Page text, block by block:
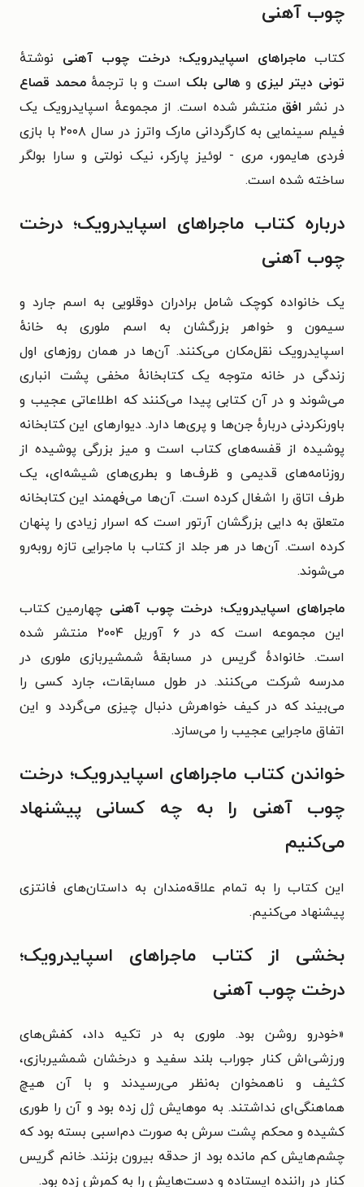
چوب آهنی
کتاب ماجراهای اسپایدرویک؛ درخت چوب آهنی نوشتهٔ
تونی دیتر لیزی و هالی بلک است و با ترجمهٔمحمد قصاع
در نشر افق منتشر شده است. از مجموعهٔ اسپایدرویک یک
فیلم سینمایی به کارگردانی مارک واترز در سال ۲۰۰۸ با بازی
فردی هایمور، مری - لوئیز پارکر، نیک نولتی و سارا بولگر
ساخته شده است.
درباره کتاب ماجراهای اسپایدرویک؛ درخت
چوب آهنی
یک خانواده کوچک شامل برادران دوقلویی به اسم جارد و
سیمون و خواهر بزرگشان به اسم ملوری به خانهٔ
اسپایدرویک نقل‌مکان می‌کنند. آن‌‌ها در همان روزهای اول
زندگی در خانه متوجه یک کتابخانهٔ مخفی پشت انباری
می‌شوند و در آن کتابی پیدا می‌کنند که اطلاعاتی عجیب و
باورنکردنی‌ دربارهٔ جن‌ها و پری‌ها دارد. دیوارهای این کتابخانه
پوشیده از قفسه‌های کتاب است و میز بزرگی پوشیده از
روزنامه‌های قدیمی و ظرف‌ها و بطری‌های شیشه‌ای، یک
طرف اتاق را اشغال کرده است. آن‌ها می‌فهمند این کتابخانه
متعلق به دایی بزرگشان آرتور است که اسرار زیادی را پنهان
کرده است. آن‌ها در هر جلد از کتاب با ماجرایی تازه روبه‌رو
می‌شوند.
ماجراهای اسپایدرویک؛ درخت چوب آهنی چهارمین کتاب
این مجموعه است که در ۶ آوریل ۲۰۰۴ منتشر شده‌
است. خانوادهٔ گریس در مسابقهٔ شمشیربازی ملوری در
مدرسه شرکت می‌کنند. در طول مسابقات، جارد کسی را
می‌بیند که در کیف خواهرش دنبال چیزی می‌گردد و این
اتفاق ماجرایی عجیب را می‌سازد.
خواندن کتاب ماجراهای اسپایدرویک؛ درخت
چوب آهنی را به چه کسانی پیشنهاد
می‌کنیم
این کتاب را به تمام علاقه‌مندان به داستان‌های فانتزی
پیشنهاد می‌کنیم.
بخشی از کتاب ماجراهای اسپایدرویک؛
درخت چوب آهنی
«خودرو روشن بود. ملوری به در تکیه داد، کفش‌های
ورزشی‌اش کنار جوراب بلند سفید و درخشان شمشیربازی،
کثیف و ناهمخوان به‌نظر می‌رسیدند و با آن هیچ
هماهنگی‌ای نداشتند. به موهایش ژل زده بود و آن را طوری
کشیده و محکم پشت سرش به صورت دم‌اسبی بسته بود که
چشم‌هایش کم مانده بود از حدقه بیرون بزنند. خانم گریس
کنار در راننده ایستاده و دست‌هایش را به کمرش زده بود.